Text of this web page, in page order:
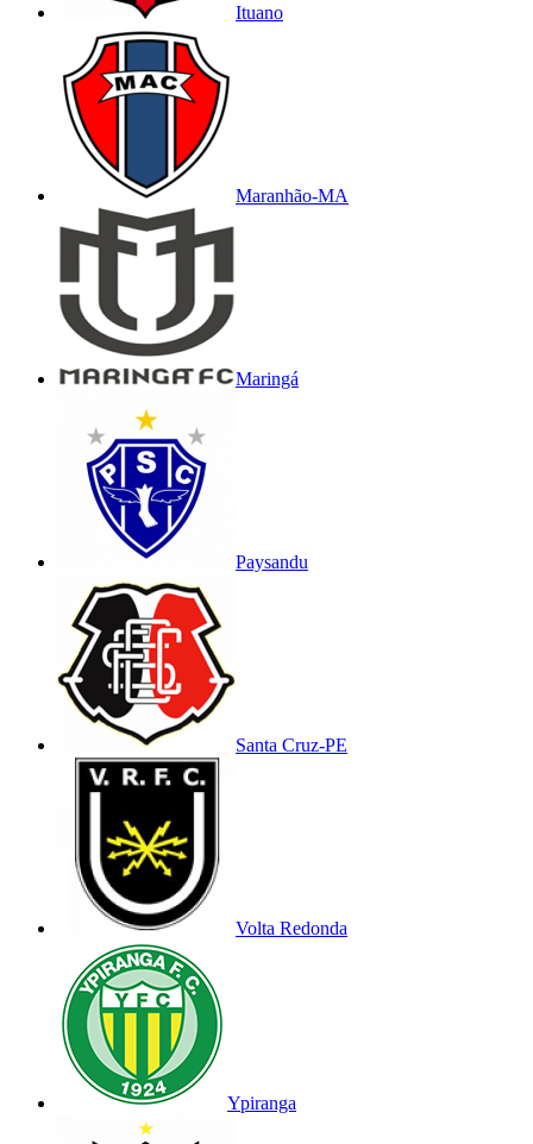
Ituano
Maranhão-MA
Maringá
Paysandu
Santa Cruz-PE
Volta Redonda
Ypiranga